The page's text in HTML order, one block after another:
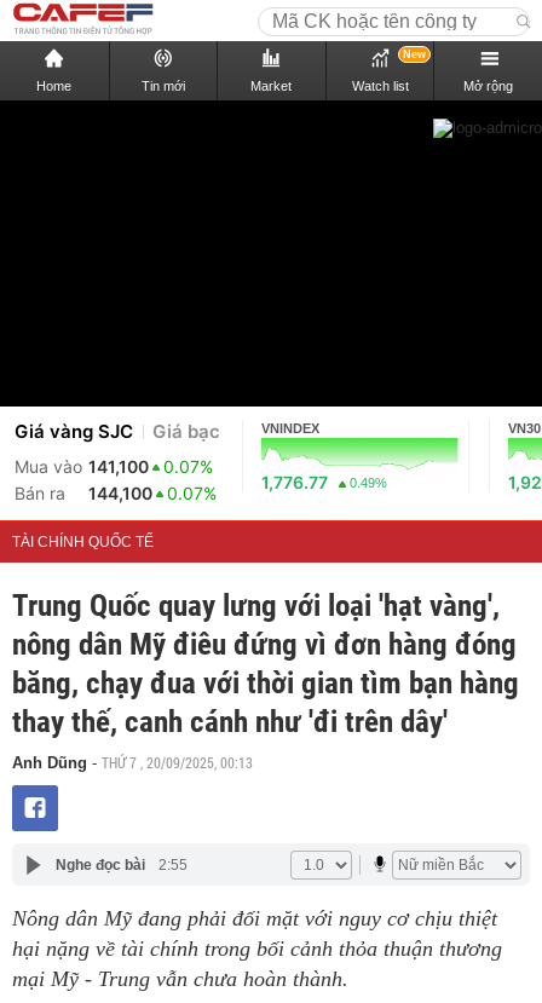
Home Tin mới Market Watch list
New
Mở rộng
Giá vàng SJC Giá bạc
Mua vào 141,100
0.07%
Bán ra
144,100 0.07%
VNINDEX
1,776.77 0.49%
VN30
TÀI CHÍNH QUỐC TẾ
Trung Quốc quay lưng với loại 'hạt vàng',
nông dân Mỹ điêu đứng vì đơn hàng đóng
băng, chạy đua với thời gian tìm bạn hàng
thay thế, canh cánh như 'đi trên dây'
Anh Dũng - THỨ 7 , 20/09/2025, 00:13
Nghe đọc bài 2:55
Nông dân Mỹ đang phải đối mặt với nguy cơ chịu thiệt
hại nặng về tài chính trong bối cảnh thỏa thuận thương
mại Mỹ - Trung vẫn chưa hoàn thành.